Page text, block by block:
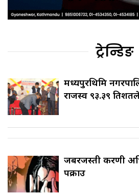
ट्रेन्डिङ
मध्यपुरथिमि
राजस्व ९३.३९
जबरजस्ती करणी
पक्राउ